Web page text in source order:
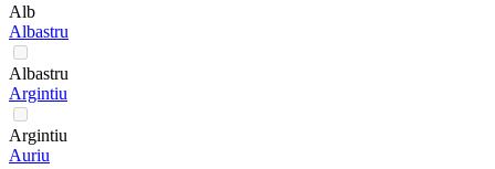
Alb
Albastru
Albastru
Argintiu
Argintiu
Auriu